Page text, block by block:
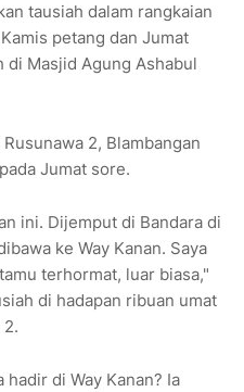
tausiah dalam rangkaian
petang dan Jumat
di Masjid Agung Ashabul
2, Blambangan
Jumat sore.
ini. Dijemput di Bandara di
ke Way Kanan. Saya
terhormat, luar biasa,"
di hadapan ribuan umat
2.
hadir di Way Kanan? Ia